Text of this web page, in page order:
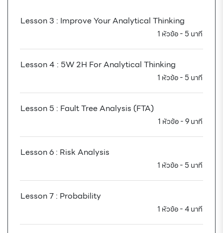
Lesson 3 : Improve Your Analytical Thinking
1 หัวข้อ - 5 นาที
Lesson 4 : 5W 2H For Analytical Thinking
1 หัวข้อ - 5 นาที
Lesson 5 : Fault Tree Analysis (FTA)
1 หัวข้อ - 9 นาที
Lesson 6 : Risk Analysis
1 หัวข้อ - 5 นาที
Lesson 7 : Probability
1 หัวข้อ - 4 นาที